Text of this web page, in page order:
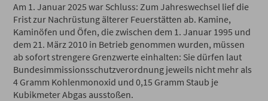
Am 1. Januar 2025 war Schluss: Zum Jahreswechsel lief die
Frist zur Nachrüstung älterer Feuerstätten ab. Kamine,
Kaminöfen und Öfen, die zwischen dem 1. Januar 1995 und
dem 21. März 2010 in Betrieb genommen wurden, müssen
ab sofort strengere Grenzwerte einhalten: Sie dürfen laut
Bundesimmissionsschutzverordnung jeweils nicht mehr als
4 Gramm Kohlenmonoxid und 0,15 Gramm Staub je
Kubikmeter Abgas ausstoßen.